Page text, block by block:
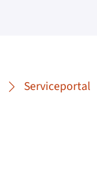
Serviceportal